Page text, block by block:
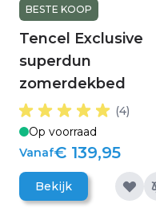
BESTE KOOP
Tencel Exclusive
superdun
zomerdekbed
(4)
Op voorraad
Vanaf€ 139,95
Bekijk